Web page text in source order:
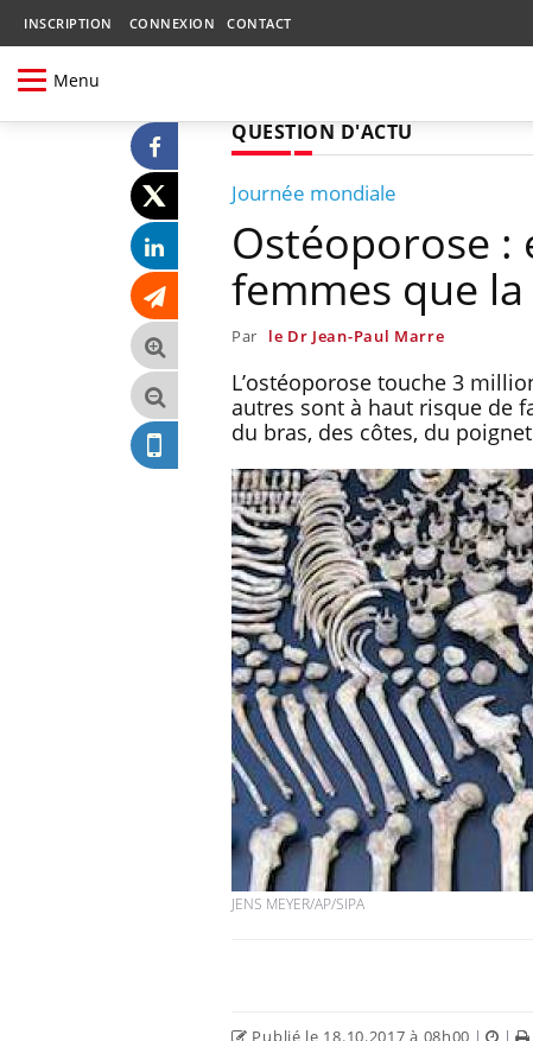
INSCRIPTION CONNEXION CONTACT
Menu
QUESTION D'ACTU
Journée mondiale
Ostéoporose :
femmes que
Par le Dr Jean-Paul Marre
L’ostéoporose touche 3
autres sont à haut risque de
du bras, des côtes, du
JENS MEYER/AP/SIPA
Publié le 18.10.2017 à 08h00 | |